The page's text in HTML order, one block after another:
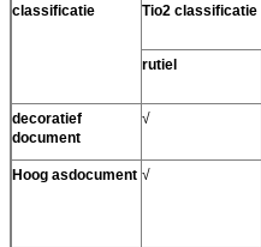
classificatie Tio2 classificatie
rutiel
decoratief
document
√
Hoog asdocument √